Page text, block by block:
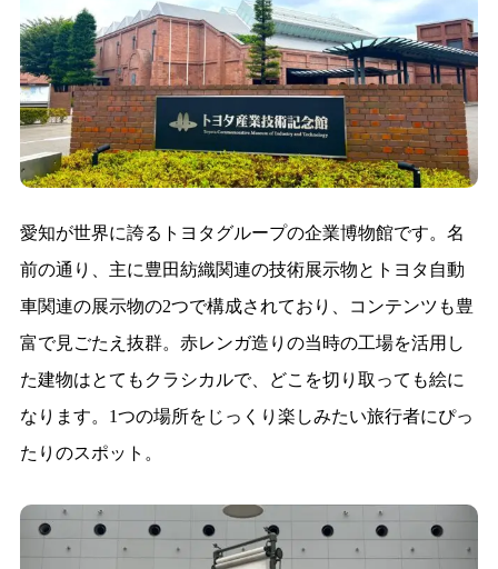
愛知が世界に誇るトヨタグループの企業博物館です。名
前の通り、主に豊田紡織関連の技術展示物とトヨタ自動
車関連の展示物の2つで構成されており、コンテンツも豊
富で見ごたえ抜群。赤レンガ造りの当時の工場を活用し
た建物はとてもクラシカルで、どこを切り取っても絵に
なります。1つの場所をじっくり楽しみたい旅行者にぴっ
たりのスポット。